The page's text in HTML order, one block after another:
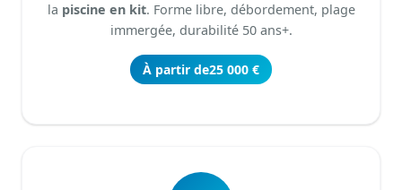
la piscine en kit. Forme libre, débordement, plage
immergée, durabilité 50 ans+.
À partir de25 000 €